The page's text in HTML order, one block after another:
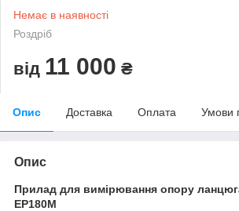
Немає в наявності
Роздріб
від 11 000 ₴
Опис Доставка Оплата Умови
Опис
Прилад для вимірювання опору
ЕР180М